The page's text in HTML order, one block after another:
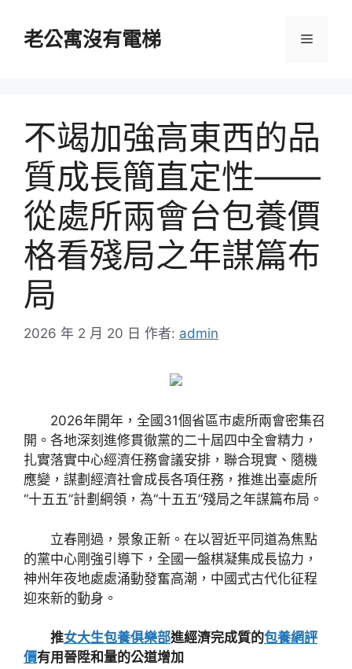
老公寓沒有電梯 選
不竭加強高東西的品
質成長簡直定性——
從處所兩會台包養價
格看殘局之年謀篇布
局
2026 年 2 月 20 日 作者: admin
2026年開年，全國31個省區市處所兩會密集召
開。各地深刻進修貫徹黨的二十屆四中全會精力，
扎實落實中心經濟任務會議安排，聯合現實、隨機
應變，謀劃經濟社會成長各項任務，推進出臺處所
“十五五”計劃綱領，為“十五五”殘局之年謀篇布局。
立春剛過，景象正新。在以習近平同道為焦點
的黨中心剛強引導下，全國一盤棋凝集成長協力，
神州年夜地處處涌動發奮高潮，中國式古代化征程
迎來新的動身。
推女大生包養俱樂部進經濟完成質的包養網評
價有用晉陞和量的公道增加